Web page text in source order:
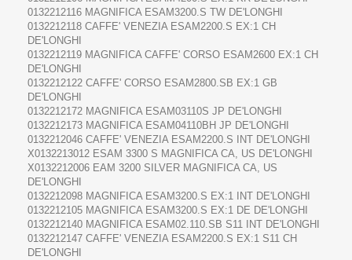
0132212116 MAGNIFICA ESAM3200.S TW DE'LONGHI
0132212118 CAFFE' VENEZIA ESAM2200.S EX:1 CH
DE'LONGHI
0132212119 MAGNIFICA CAFFE' CORSO ESAM2600 EX:1 CH
DE'LONGHI
0132212122 CAFFE' CORSO ESAM2800.SB EX:1 GB
DE'LONGHI
0132212172 MAGNIFICA ESAM03110S JP DE'LONGHI
0132212173 MAGNIFICA ESAM04110BH JP DE'LONGHI
0132212046 CAFFE' VENEZIA ESAM2200.S INT DE'LONGHI
X0132213012 ESAM 3300 S MAGNIFICA CA, US DE'LONGHI
X0132212006 EAM 3200 SILVER MAGNIFICA CA, US
DE'LONGHI
0132212098 MAGNIFICA ESAM3200.S EX:1 INT DE'LONGHI
0132212105 MAGNIFICA ESAM3200.S EX:1 DE DE'LONGHI
0132212140 MAGNIFICA ESAM02.110.SB S11 INT DE'LONGHI
0132212147 CAFFE' VENEZIA ESAM2200.S EX:1 S11 CH
DE'LONGHI